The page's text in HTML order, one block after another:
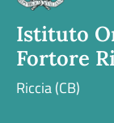
Istituto
Fortore
Riccia (CB)